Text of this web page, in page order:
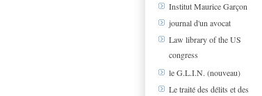
Institut Maurice Garçon
journal d'un avocat
Law library of the US
congress
le G.L.I.N. (nouveau)
Le traité des délits et des